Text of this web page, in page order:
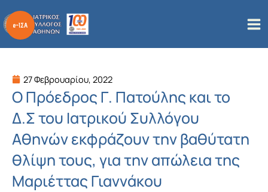
στο
περιεχόμενο
27 Φεβρουαρίου, 2022
Ο Πρόεδρος Γ. Πατούλης και το
Δ.Σ του Ιατρικού Συλλόγου
Αθηνών εκφράζουν την βαθύτατη
θλίψη τους, για την απώλεια της
Μαριέττας Γιαννάκου